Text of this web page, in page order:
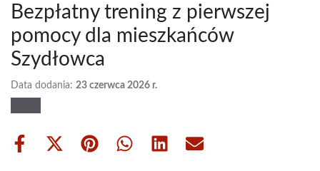
Bezpłatny trening z pierwszej
pomocy dla mieszkańców
Szydłowca
Data dodania: 23 czerwca 2026 r.
Share
Share Share Share Share Share